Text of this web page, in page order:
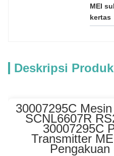
MEI
kertas
Deskripsi Produk
30007295C
SCNL6607R
30007295C
Transmitter